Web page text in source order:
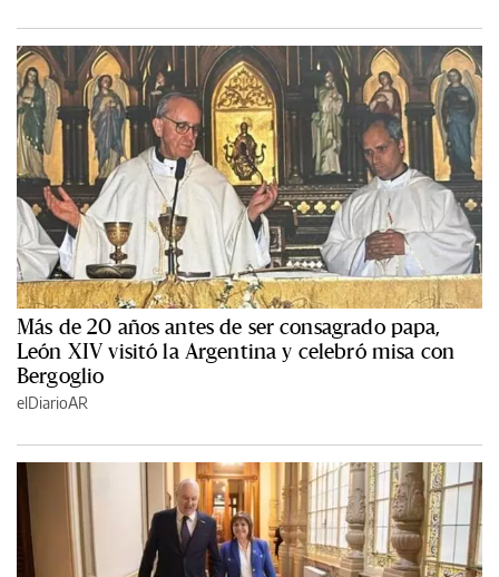
Más de 20 años antes de ser consagrado papa,
León XIV visitó la Argentina y celebró misa con
Bergoglio
elDiarioAR